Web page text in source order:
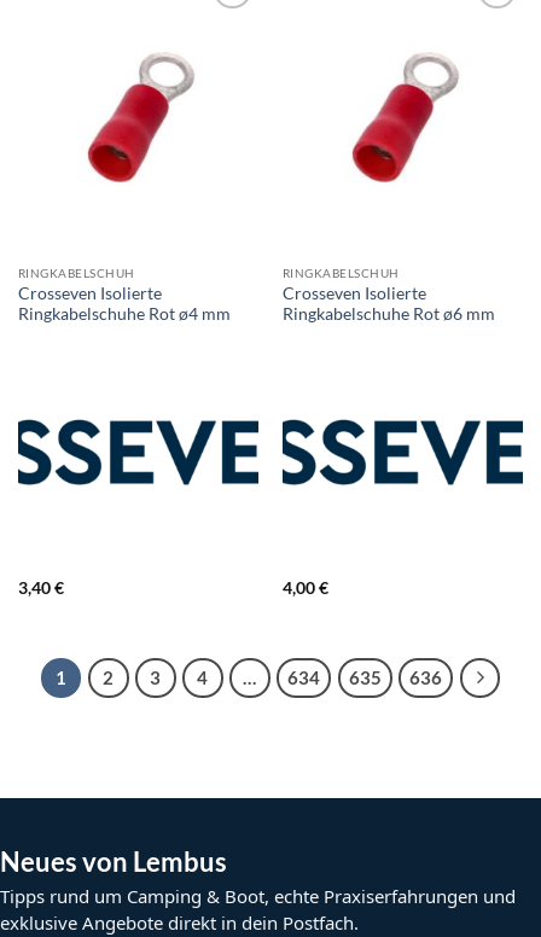
RINGKABELSCHUH
Crosseven Isolierte
Ringkabelschuhe Rot ø4 mm
3,40€
RINGKABELSCHUH
Crosseven Isolierte
Ringkabelschuhe Rot ø6 mm
4,00€
1 2 3 4 … 634 635 636
Neues von Lembus
Tipps rund um Camping & Boot, echte Praxiserfahrungen und
exklusive Angebote direkt in dein Postfach.